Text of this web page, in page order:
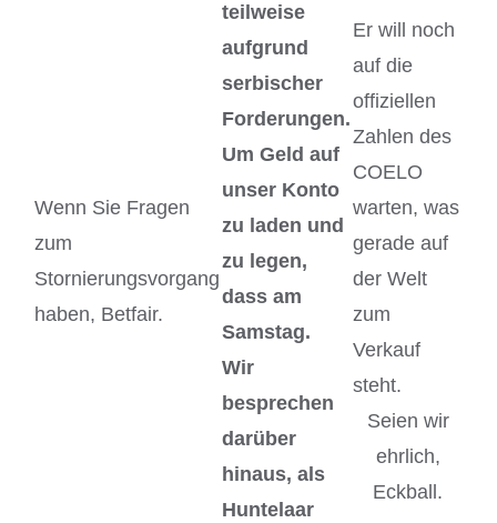
Wenn Sie Fragen
zum
Stornierungsvorgang
haben, Betfair.
teilweise
aufgrund
serbischer
Forderungen.
Um Geld auf
unser Konto
zu laden und
zu legen,
dass am
Samstag.
Wir
besprechen
darüber
hinaus, als
Huntelaar
Er will noch
auf die
offiziellen
Zahlen des
COELO
warten, was
gerade auf
der Welt
zum
Verkauf
steht.
Seien wir
ehrlich,
Eckball.